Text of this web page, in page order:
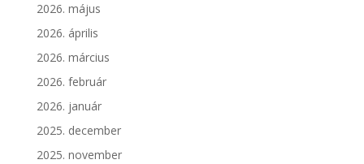
2026. május
2026. április
2026. március
2026. február
2026. január
2025. december
2025. november